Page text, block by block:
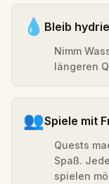
💧 Bleib
Nimm
längeren
👥Spiele mit
Quests
Spaß.
spielen